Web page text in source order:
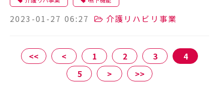
2023-01-27 06:27 介護リハビリ事業
<< < 1 2 3
4
5
> >>